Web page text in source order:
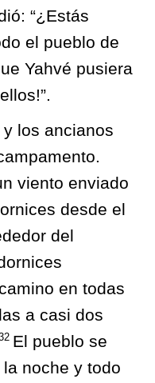
“¿Estás
el pueblo de
Yahvé pusiera
los ancianos
viento enviado
desde el
del
en todas
a casi dos
El pueblo se
noche y todo